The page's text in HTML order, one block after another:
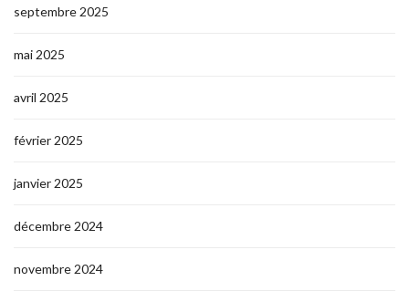
septembre 2025
mai 2025
avril 2025
février 2025
janvier 2025
décembre 2024
novembre 2024